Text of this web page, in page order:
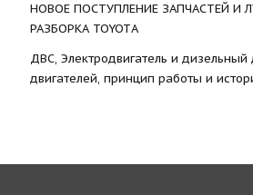
НОВОЕ ПОСТУПЛЕНИЕ ЗАПЧАСТЕЙ И
РАЗБОРКА TOYOTА
ДВС, Электродвигатель и дизельный
двигателей, принцип работы и